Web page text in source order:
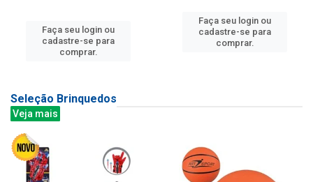
Faça seu login ou
cadastre-se para
comprar.
Faça seu login ou
cadastre-se para
comprar.
Seleção Brinquedos
Veja mais